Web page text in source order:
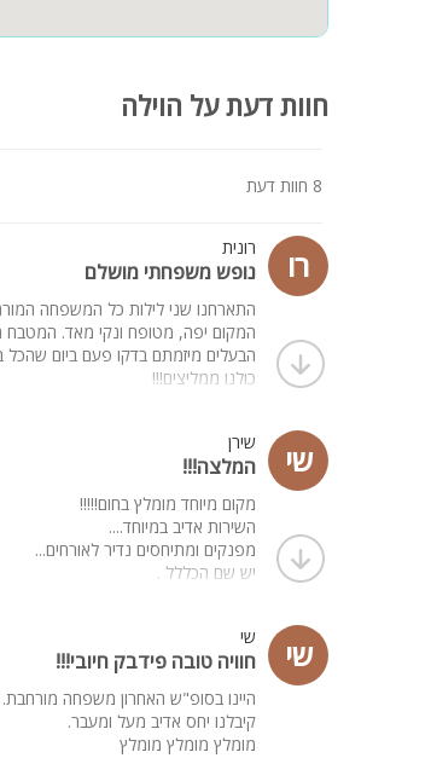
חוות דעת על הוילה
8 חוות דעת
רו רונית
נופש משפחתי מושלם
התארחנו שני לילות כל המשפחה
המקום יפה, מטופח ונקי מאד. המטבח
הבעלים מיזמתם בדקו פעם ביום שהכל
כולנו ממליצים!!!
שי שירן
המלצה!!!
מקום מיוחד מומלץ בחום!!!!!
השירות אדיב במיוחד....
מפנקים ומתיחסים נדיר לאורחים...
יש שם הכללל .
שי שי
חוויה טובה פידבק חיובי!!!
היינו בסופ"ש האחרון משפחה
קיבלנו יחס אדיב מעל ומעבר.
מומלץ מומלץ מומלץ